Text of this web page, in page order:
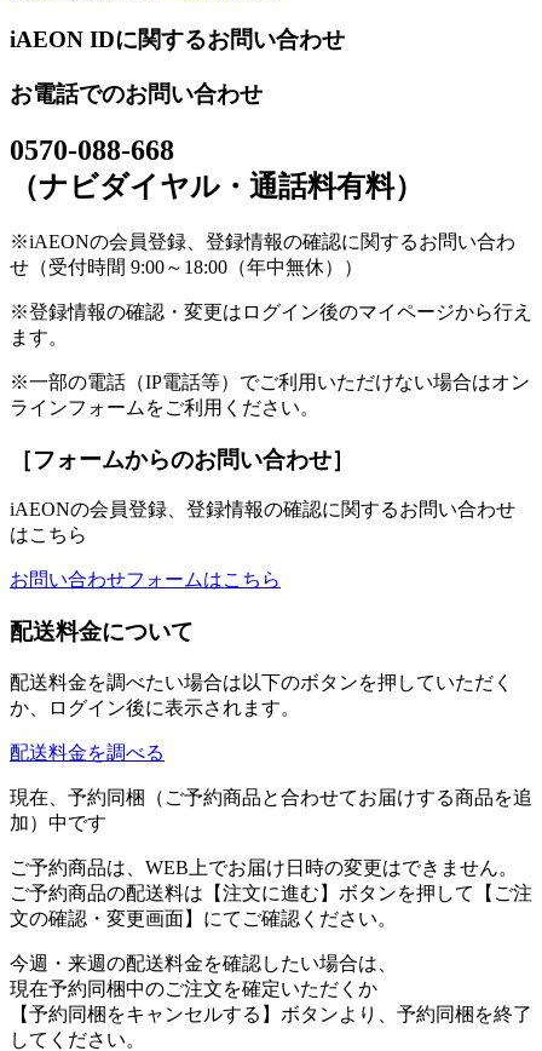
iAEON IDに関するお問い合わせ
お電話でのお問い合わせ
0570-088-668
（ナビダイヤル・通話料有料）
※iAEONの会員登録、登録情報の確認に関するお問い合わ
せ（受付時間 9:00～18:00（年中無休））
※登録情報の確認・変更はログイン後のマイページから行え
ます。
※一部の電話（IP電話等）でご利用いただけない場合はオン
ラインフォームをご利用ください。
［フォームからのお問い合わせ］
iAEONの会員登録、登録情報の確認に関するお問い合わせ
はこちら
お問い合わせフォームはこちら
配送料金について
配送料金を調べたい場合は以下のボタンを押していただく
か、ログイン後に表示されます。
配送料金を調べる
現在、予約同梱（ご予約商品と合わせてお届けする商品を追
加）中です
ご予約商品は、WEB上でお届け日時の変更はできません。
ご予約商品の配送料は【注文に進む】ボタンを押して【ご注
文の確認・変更画面】にてご確認ください。
今週・来週の配送料金を確認したい場合は、
現在予約同梱中のご注文を確定いただくか
【予約同梱をキャンセルする】ボタンより、予約同梱を終了
してください。